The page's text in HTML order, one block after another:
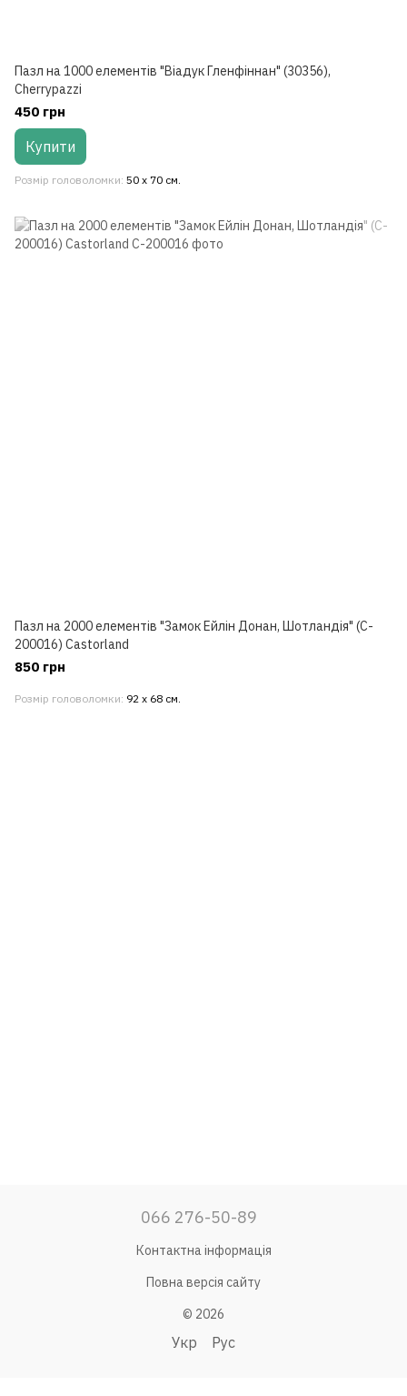
Пазл на 1000 елементів "Віадук Гленфіннан" (30356),
Cherrypazzi
450 грн
Купити
Розмір головоломки 50 x 70 см.
Пазл на 2000 елементів "Замок Ейлін Донан, Шотландія" (C-
200016) Castorland
850 грн
Розмір головоломки 92 х 68 см.
066 276-50-89
Контактна інформація
Повна версія сайту
© 2026
Укр Рус